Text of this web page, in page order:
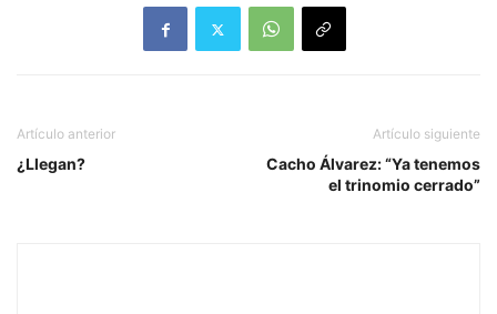
Artículo anterior
¿Llegan?
Artículo siguiente
Cacho Álvarez: “Ya tenemos
el trinomio cerrado”